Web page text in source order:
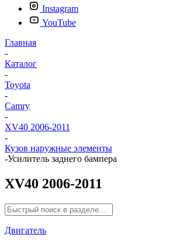
Instagram
YouTube
Главная
-
Каталог
-
Toyota
-
Camry
-
XV40 2006-2011
-
Кузов наружные элементы
-Усилитель заднего бампера
XV40 2006-2011
Двигатель